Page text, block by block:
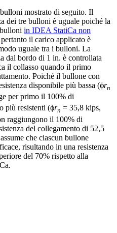
mostrato di seguito. Il
dei tre bulloni è uguale poiché la
in IDEA StatiCa non
pertanto il carico applicato è
uguale tra i bulloni. La
dal bordo di 1 in. è controllata
il collasso quando il primo
Poiché il bullone con
disponibile più bassa (ϕrn
per primo il 100% di
più resistenti (ϕrn = 35,8 kips,
raggiungono il 100% di
del collegamento di 52,5
che ciascun bullone
risultando in una resistenza
del 70% rispetto alla